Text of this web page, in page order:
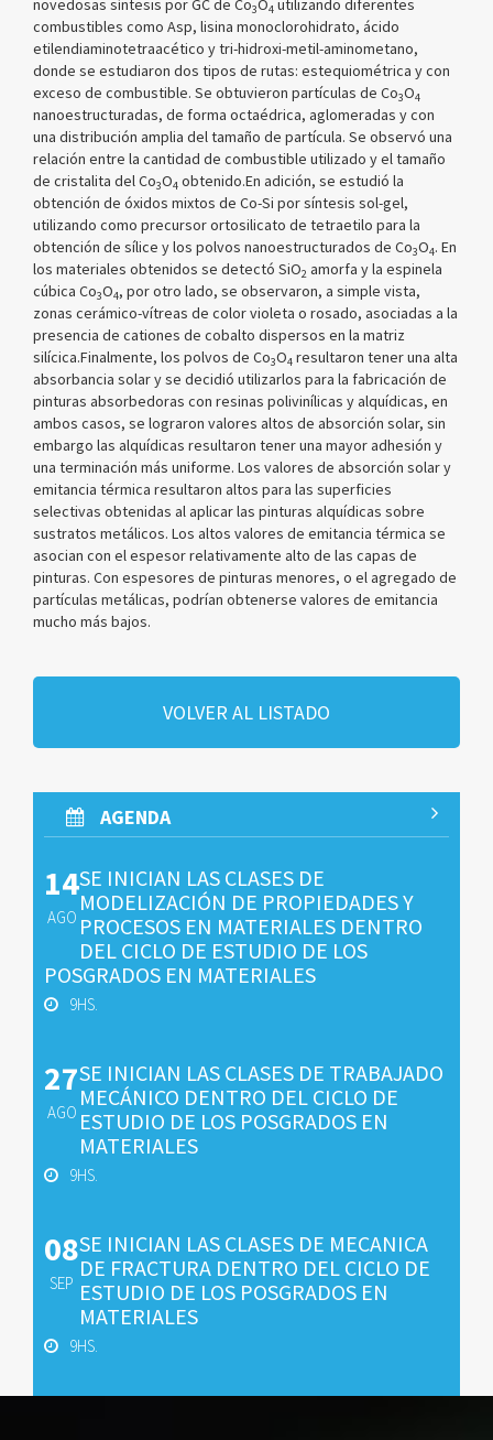
novedosas síntesis por GC de Co3O4 utilizando diferentes
combustibles como Asp, lisina monoclorohidrato, ácido
etilendiaminotetraacético y tri-hidroxi-metil-aminometano,
donde se estudiaron dos tipos de rutas: estequiométrica y con
exceso de combustible. Se obtuvieron partículas de Co3O4
nanoestructuradas, de forma octaédrica, aglomeradas y con
una distribución amplia del tamaño de partícula. Se observó una
relación entre la cantidad de combustible utilizado y el tamaño
de cristalita del Co3O4 obtenido.En adición, se estudió la
obtención de óxidos mixtos de Co-Si por síntesis sol-gel,
utilizando como precursor ortosilicato de tetraetilo para la
obtención de sílice y los polvos nanoestructurados de Co3O4. En
los materiales obtenidos se detectó SiO2 amorfa y la espinela
cúbica Co3O4, por otro lado, se observaron, a simple vista,
zonas cerámico-vítreas de color violeta o rosado, asociadas a la
presencia de cationes de cobalto dispersos en la matriz
silícica.Finalmente, los polvos de Co3O4 resultaron tener una alta
absorbancia solar y se decidió utilizarlos para la fabricación de
pinturas absorbedoras con resinas polivinílicas y alquídicas, en
ambos casos, se lograron valores altos de absorción solar, sin
embargo las alquídicas resultaron tener una mayor adhesión y
una terminación más uniforme. Los valores de absorción solar y
emitancia térmica resultaron altos para las superficies
selectivas obtenidas al aplicar las pinturas alquídicas sobre
sustratos metálicos. Los altos valores de emitancia térmica se
asocian con el espesor relativamente alto de las capas de
pinturas. Con espesores de pinturas menores, o el agregado de
partículas metálicas, podrían obtenerse valores de emitancia
mucho más bajos.
VOLVER AL LISTADO
AGENDA
14
AGO
SE INICIAN LAS CLASES DE
MODELIZACIÓN DE PROPIEDADES Y
PROCESOS EN MATERIALES DENTRO
DEL CICLO DE ESTUDIO DE LOS
POSGRADOS EN MATERIALES
9HS.
27
AGO
SE INICIAN LAS CLASES DE TRABAJADO
MECÁNICO DENTRO DEL CICLO DE
ESTUDIO DE LOS POSGRADOS EN
MATERIALES
9HS.
08
SEP
SE INICIAN LAS CLASES DE MECANICA
DE FRACTURA DENTRO DEL CICLO DE
ESTUDIO DE LOS POSGRADOS EN
MATERIALES
9HS.